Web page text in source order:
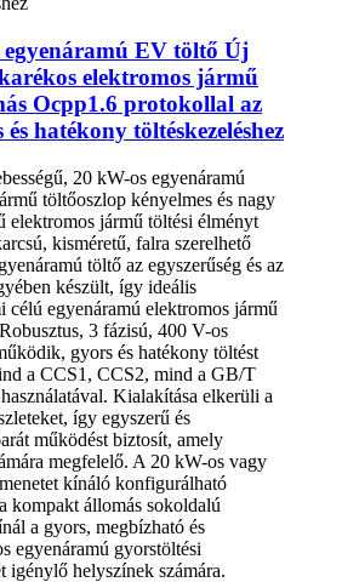
egyenáramú EV töltő Új
elektromos jármű
Ocpp1.6 protokollal az
hatékony töltéskezeléshez
20 kW-os egyenáramú
töltőoszlop kényelmes és nagy
elektromos jármű töltési élményt
kisméretű, falra szerelhető
töltő az egyszerűség és az
készült, így ideális
célú egyenáramú elektromos jármű
3 fázisú, 400 V-os
gyors és hatékony töltést
a CCS1, CCS2, mind a GB/T
Kialakítása elkerüli a
így egyszerű és
működést biztosít, amely
megfelelő. A 20 kW-os vagy
kínáló konfigurálható
kompakt állomás sokoldalú
a gyors, megbízható és
egyenáramú gyorstöltési
igénylő helyszínek számára.